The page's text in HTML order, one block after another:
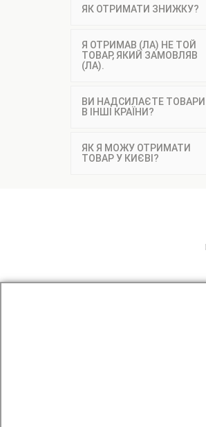
ЯК ОТРИМАТИ ЗНИЖКУ?
Я ОТРИМАВ (ЛА) НЕ ТОЙ
ТОВАР, ЯКИЙ ЗАМОВЛЯВ
(ЛА).
ВИ НАДСИЛАЄТЕ ТОВАРИ
В ІНШІ КРАЇНИ?
ЯК Я МОЖУ ОТРИМАТИ
ТОВАР У КИЄВІ?